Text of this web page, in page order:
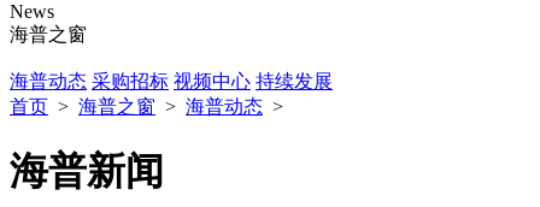
News
海普之窗
海普动态 采购招标 视频中心 持续发展
首页 > 海普之窗 > 海普动态 >
海普新闻